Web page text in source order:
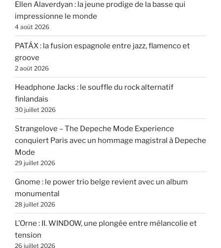
Ellen Alaverdyan : la jeune prodige de la basse qui
impressionne le monde
4 août 2026
PATÁX : la fusion espagnole entre jazz, flamenco et
groove
2 août 2026
Headphone Jacks : le souffle du rock alternatif
finlandais
30 juillet 2026
Strangelove – The Depeche Mode Experience
conquiert Paris avec un hommage magistral à Depeche
Mode
29 juillet 2026
Gnome : le power trio belge revient avec un album
monumental
28 juillet 2026
L’Orne : II. WINDOW, une plongée entre mélancolie et
tension
26 juillet 2026